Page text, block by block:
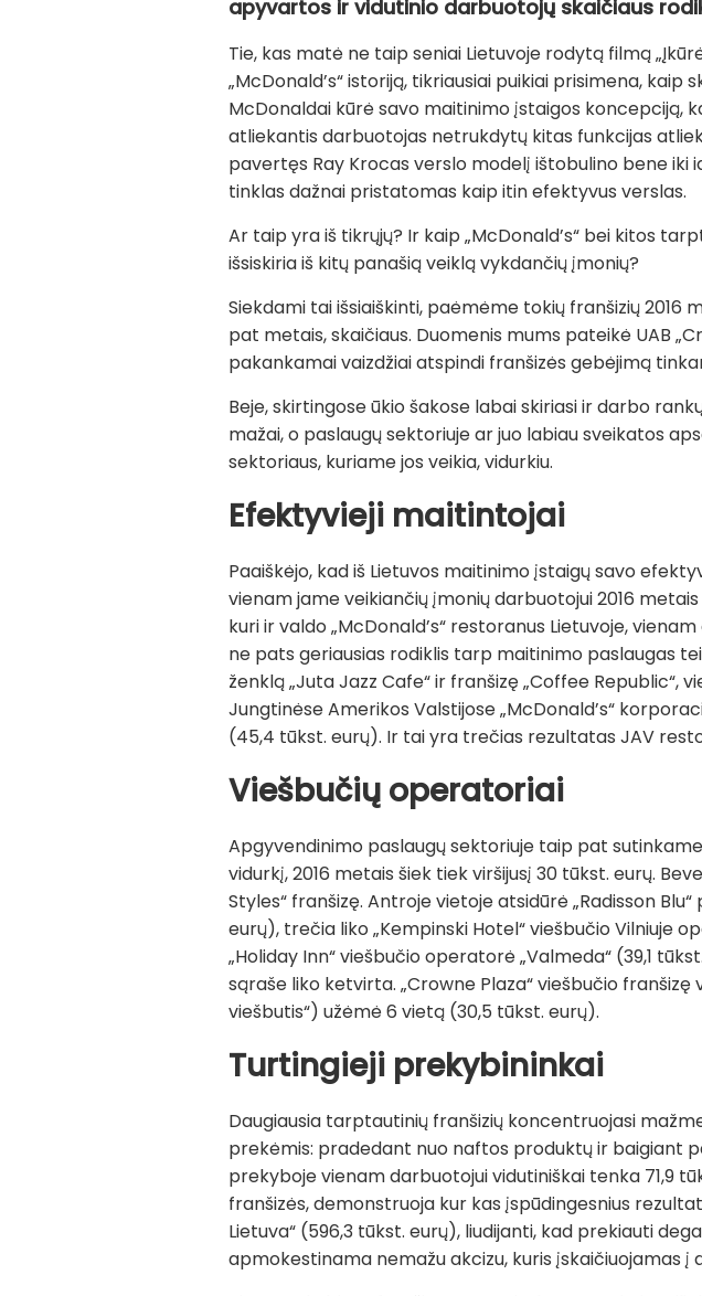
apyvartos ir vidutinio darbuotojų skaičiaus
Tie, kas matė ne taip seniai Lietuvoje rodytą filmą
„McDonald’s“ istoriją, tikriausiai puikiai prisimena,
McDonaldai kūrė savo maitinimo įstaigos koncepciją,
atliekantis darbuotojas netrukdytų kitas funkcijas
pavertęs Ray Krocas verslo modelį ištobulino bene
tinklas dažnai pristatomas kaip itin efektyvus verslas.
Ar taip yra iš tikrųjų? Ir kaip „McDonald’s“ bei kitos
išsiskiria iš kitų panašią veiklą vykdančių įmonių?
Siekdami tai išsiaiškinti, paėmėme tokių franšizių
pat metais, skaičiaus. Duomenis mums pateikė UAB
pakankamai vaizdžiai atspindi franšizės gebėjimą
Beje, skirtingose ūkio šakose labai skiriasi ir darbo
mažai, o paslaugų sektoriuje ar juo labiau sveikatos
sektoriaus, kuriame jos veikia, vidurkiu.
Efektyvieji maitintojai
Paaiškėjo, kad iš Lietuvos maitinimo įstaigų savo
vienam jame veikiančių įmonių darbuotojui 2016
kuri ir valdo „McDonald’s“ restoranus Lietuvoje,
ne pats geriausias rodiklis tarp maitinimo paslaugas
ženklą „Juta Jazz Cafe“ ir franšizę „Coffee
Jungtinėse Amerikos Valstijose „McDonald’s“
(45,4 tūkst. eurų). Ir tai yra trečias rezultatas JAV
Viešbučių operatoriai
Apgyvendinimo paslaugų sektoriuje taip pat
vidurkį, 2016 metais šiek tiek viršijusį 30 tūkst. eurų.
Styles“ franšizę. Antroje vietoje atsidūrė „Radisson
eurų), trečia liko „Kempinski Hotel“ viešbučio Vilniuje
„Holiday Inn“ viešbučio operatorė „Valmeda“ (39,1
sąraše liko ketvirta. „Crowne Plaza“ viešbučio
viešbutis“) užėmė 6 vietą (30,5 tūkst. eurų).
Turtingieji prekybininkai
Daugiausia tarptautinių franšizių koncentruojasi
prekėmis: pradedant nuo naftos produktų ir baigiant
prekyboje vienam darbuotojui vidutiniškai tenka 71,9
franšizės, demonstruoja kur kas įspūdingesnius
Lietuva“ (596,3 tūkst. eurų), liudijanti, kad prekiauti
apmokestinama nemažu akcizu, kuris įskaičiuojamas